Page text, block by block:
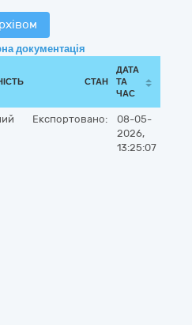
документація
СТАН
ДАТА
ТА
ЧАС
Експортовано:
08-05-
2026,
13:25:07